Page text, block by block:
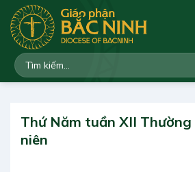
qua
dung
Thứ Năm tuần XII Thường
niên